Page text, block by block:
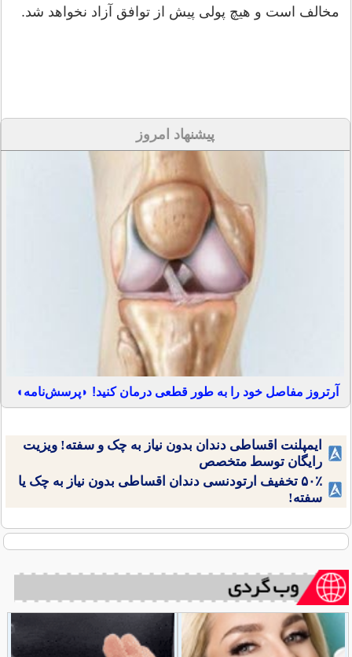
مخالف است و هیچ پولی پیش از توافق آزاد نخواهد شد.
پیشنهاد امروز
آرتروز مفاصل خود را به طور قطعی درمان کنید! ◗پرسش‌نامه◖
ایمپلنت اقساطی دندان بدون نیاز به چک و سفته! ویزیت
رایگان توسط متخصص
۵۰٪ تخفیف ارتودنسی دندان اقساطی بدون نیاز به چک یا
سفته!